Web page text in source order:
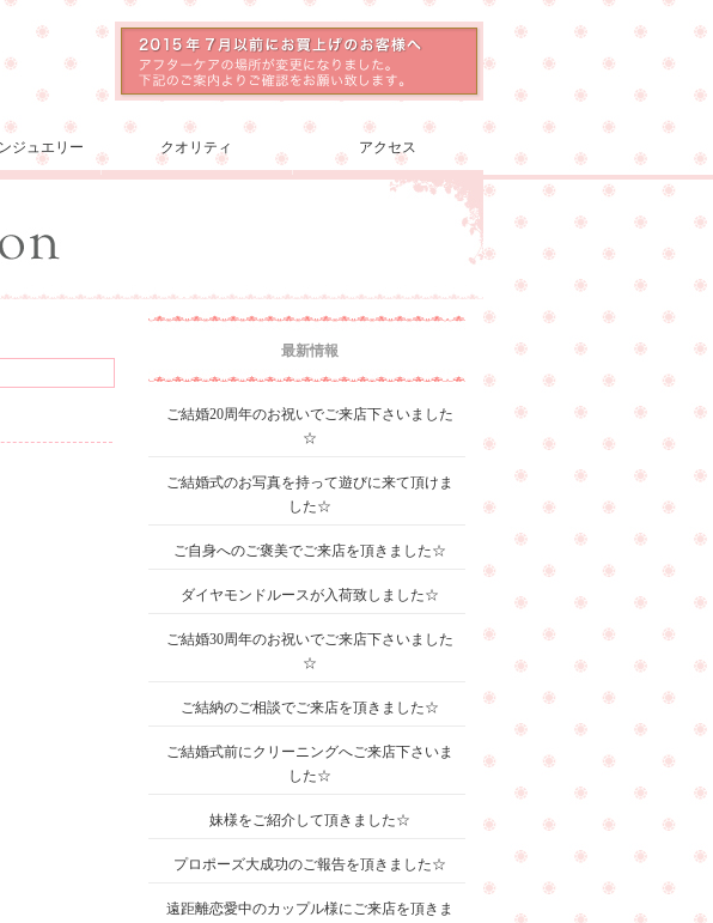
ジュエリー クオリティ アクセス
最新情報
ご結婚20周年のお祝いでご来店下さいました
☆
ご結婚式のお写真を持って遊びに来て頂けま
した☆
ご自身へのご褒美でご来店を頂きました☆
ダイヤモンドルースが入荷致しました☆
ご結婚30周年のお祝いでご来店下さいました
☆
ご結納のご相談でご来店を頂きました☆
ご結婚式前にクリーニングへご来店下さいま
した☆
妹様をご紹介して頂きました☆
プロポーズ大成功のご報告を頂きました☆
遠距離恋愛中のカップル様にご来店を頂きま